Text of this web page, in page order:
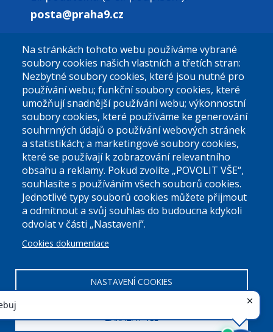
posta@praha9.cz
El. podatelna (bez el. podpisu):
podatelna@praha9.cz
Úřední dny:
Po a St: 08.00-12.00; 13.00-18.00
Úřední hodiny
00063894DIČ:CZ00063894
Na stránkách tohoto webu používáme vybrané
soubory cookies našich vlastních a třetích stran:
Nezbytné soubory cookies, které jsou nutné pro
používání webu; funkční soubory cookies, které
umožňují snadnější používání webu; výkonnostní
soubory cookies, které používáme ke generování
souhrnných údajů o používání webových stránek
a statistikách; a marketingové soubory cookies,
které se používají k zobrazování relevantního
obsahu a reklamy. Pokud zvolíte „POVOLIT VŠE“,
souhlasíte s používáním všech souborů cookies.
Jednotlivé typy souborů cookies můžete přijmout
a odmítnout a svůj souhlas do budoucna kdykoli
odvolat v části „Nastavení“.
Cookies dokumentace
NASTAVENÍ COOKIES
ZAKÁZAT VŠE